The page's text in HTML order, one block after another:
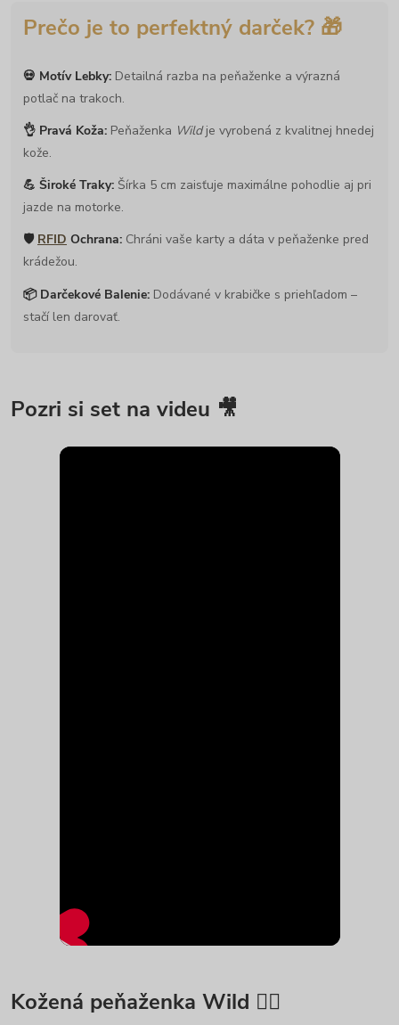
Prečo je to perfektný darček? 🎁
💀 Motív Lebky: Detailná razba na peňaženke a výrazná
potlač na trakoch.
👌 Pravá Koža: Peňaženka Wildje vyrobená z kvalitnej hnedej
kože.
💪 Široké Traky: Šírka 5 cm zaisťuje maximálne pohodlie aj pri
jazde na motorke.
🛡️ RFID Ochrana: Chráni vaše karty a dáta v peňaženke pred
krádežou.
📦 Darčekové Balenie: Dodávané v krabičke s priehľadom –
stačí len darovať.
Pozri si set na videu 🎥
Kožená peňaženka Wild 🏴‍☠️